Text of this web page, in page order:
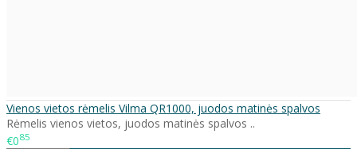
Vienos vietos rėmelis Vilma QR1000, juodos matinės spalvos
Rėmelis vienos vietos, juodos matinės spalvos ..
€085